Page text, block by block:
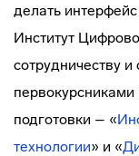
делать
Институт
сотрудничеству
первокурсниками
подготовки – «
технологии» и «